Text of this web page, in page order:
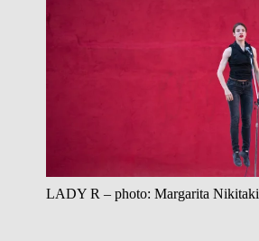
LADY R – photo: Margarita Nikitaki